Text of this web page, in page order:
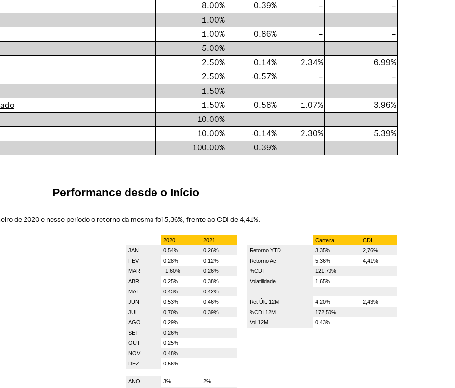
8.00% 0.39% –
–
1.00%
1.00% 0.86% –
–
5.00%
2.50% 0.14% 2.34%
6.99%
2.50% -0.57% –
–
1.50%
1.50% 0.58% 1.07%
3.96%
10.00%
10.00% -0.14% 2.30%
5.39%
100.00% 0.39%
Performance desde o Início
de 2020 e nesse período o retorno da mesma foi 5,36%, frente ao CDI de 4,41%.
2020 2021 Carteira
CDI
JAN
0,54% 0,26% Retorno YTD 3,35%
2,76%
FEV
0,28% 0,12% Retorno Ac 5,36%
4,41%
MAR
-1,60% 0,26% %CDI
121,70%
ABR
0,25% 0,38% Volatilidade
1,65%
MAI
0,43%
0,42%
JUN
0,53% 0,46% Ret Últ. 12M 4,20%
2,43%
JUL
0,70% 0,39% %CDI 12M
172,50%
AGO
0,29% Vol 12M
0,43%
SET
0,26%
OUT
0,25%
NOV
0,48%
DEZ
0,56%
ANO 3%
2%